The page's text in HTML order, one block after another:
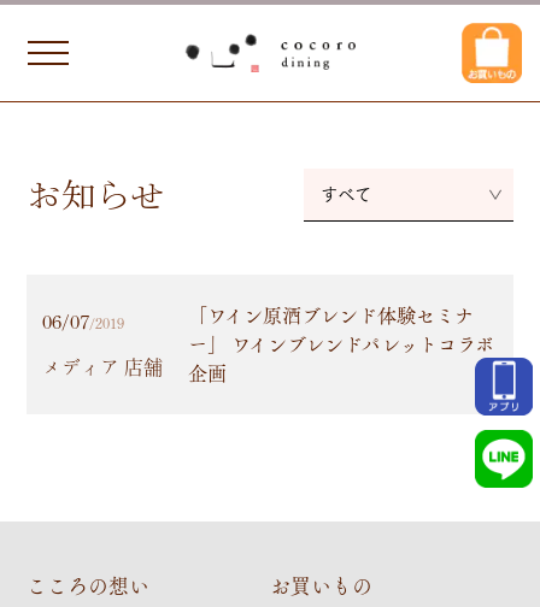
お知らせ すべて
06/07/2019
メディア 店舗
「ワイン原酒ブレンド体験セミナ
ー」 ワインブレンドパレットコラボ
企画
こころの想い
お買いもの